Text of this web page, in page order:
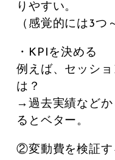
りやすい。
（感覚的には3つ
・KPIを決める
例えば、セッシ
は？
→過去実績などか
るとベター。
②変動費を検証す